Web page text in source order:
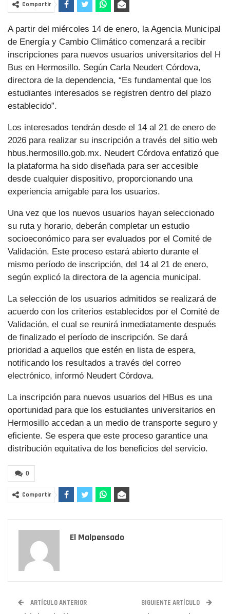
Compartir
A partir del miércoles 14 de enero, la Agencia Municipal
de Energía y Cambio Climático comenzará a recibir
inscripciones para nuevos usuarios universitarios del H
Bus en Hermosillo. Según Carla Neudert Córdova,
directora de la dependencia, “Es fundamental que los
estudiantes interesados se registren dentro del plazo
establecido”.
Los interesados tendrán desde el 14 al 21 de enero de
2026 para realizar su inscripción a través del sitio web
hbus.hermosillo.gob.mx. Neudert Córdova enfatizó que
la plataforma ha sido diseñada para ser accesible
desde cualquier dispositivo, proporcionando una
experiencia amigable para los usuarios.
Una vez que los nuevos usuarios hayan seleccionado
su ruta y horario, deberán completar un estudio
socioeconómico para ser evaluados por el Comité de
Validación. Este proceso estará abierto durante el
mismo período de inscripción, del 14 al 21 de enero,
según explicó la directora de la agencia municipal.
La selección de los usuarios admitidos se realizará de
acuerdo con los criterios establecidos por el Comité de
Validación, el cual se reunirá inmediatamente después
de finalizado el período de inscripción. Se dará
prioridad a aquellos que estén en lista de espera,
notificando los resultados a través del correo
electrónico, informó Neudert Córdova.
La inscripción para nuevos usuarios del HBus es una
oportunidad para que los estudiantes universitarios en
Hermosillo accedan a un medio de transporte seguro y
eficiente. Se espera que este proceso garantice una
distribución equitativa de los beneficios del servicio.
0
Compartir
El Malpensado
ARTÍCULO ANTERIOR SIGUIENTE ARTÍCULO